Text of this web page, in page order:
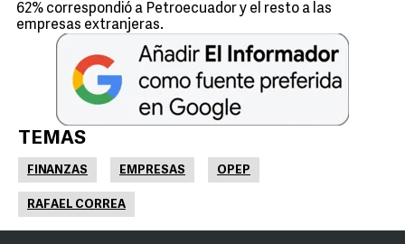
62% correspondió a Petroecuador y el resto a las
empresas extranjeras.
TEMAS
FINANZAS EMPRESAS OPEP
RAFAEL CORREA